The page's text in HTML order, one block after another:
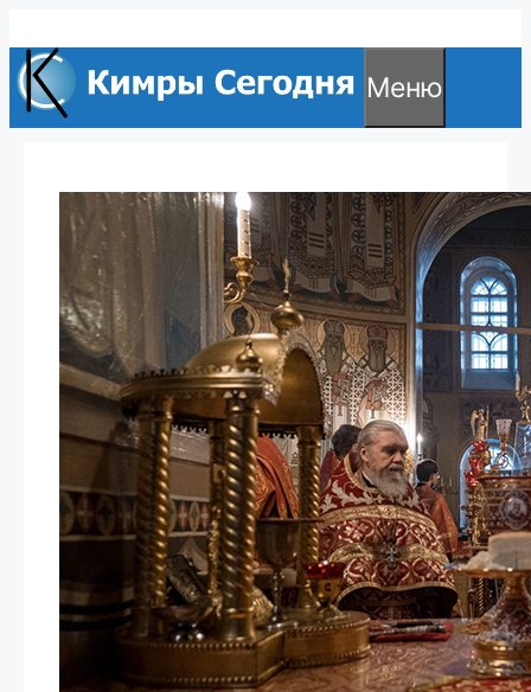
к
содержимому
Меню